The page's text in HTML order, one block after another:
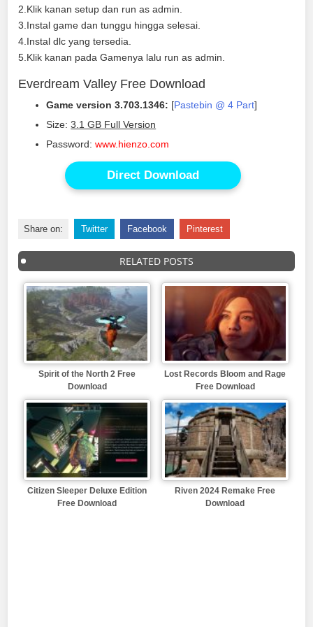
2.Klik kanan setup dan run as admin.
3.Instal game dan tunggu hingga selesai.
4.Instal dlc yang tersedia.
5.Klik kanan pada Gamenya lalu run as admin.
Everdream Valley Free Download
Game version 3.703.1346: [Pastebin @ 4 Part]
Size:3.1 GB Full Version
Password:www.hienzo.com
Direct Download
Share on: Twitter Facebook Pinterest
RELATED POSTS
Spirit of the North 2 Free
Download
Lost Records Bloom and Rage
Free Download
Citizen Sleeper Deluxe Edition
Free Download
Riven 2024 Remake Free
Download